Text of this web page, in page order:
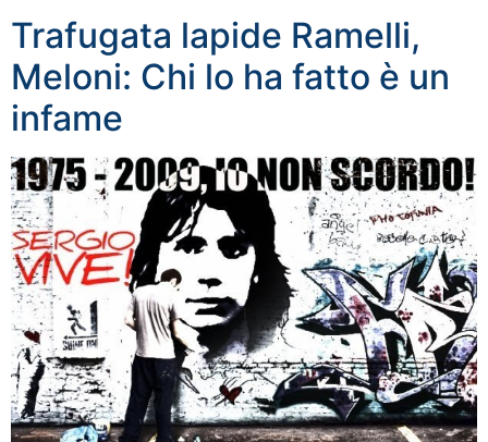
Trafugata lapide Ramelli,
Meloni: Chi lo ha fatto è un
infame